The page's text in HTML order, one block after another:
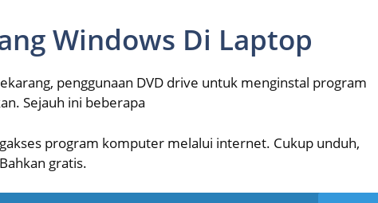
Windows Di Laptop
penggunaan DVD drive untuk menginstal program
Sejauh ini beberapa
program komputer melalui internet. Cukup unduh,
gratis.